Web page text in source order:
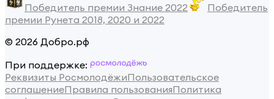
Победитель премии Знание 2022
Победитель
премии Рунета 2018, 2020 и 2022
© 2026 Добро.рф
При поддержке:
Реквизиты РосмолодёжиПользовательское
соглашениеПравила пользованияПолитика